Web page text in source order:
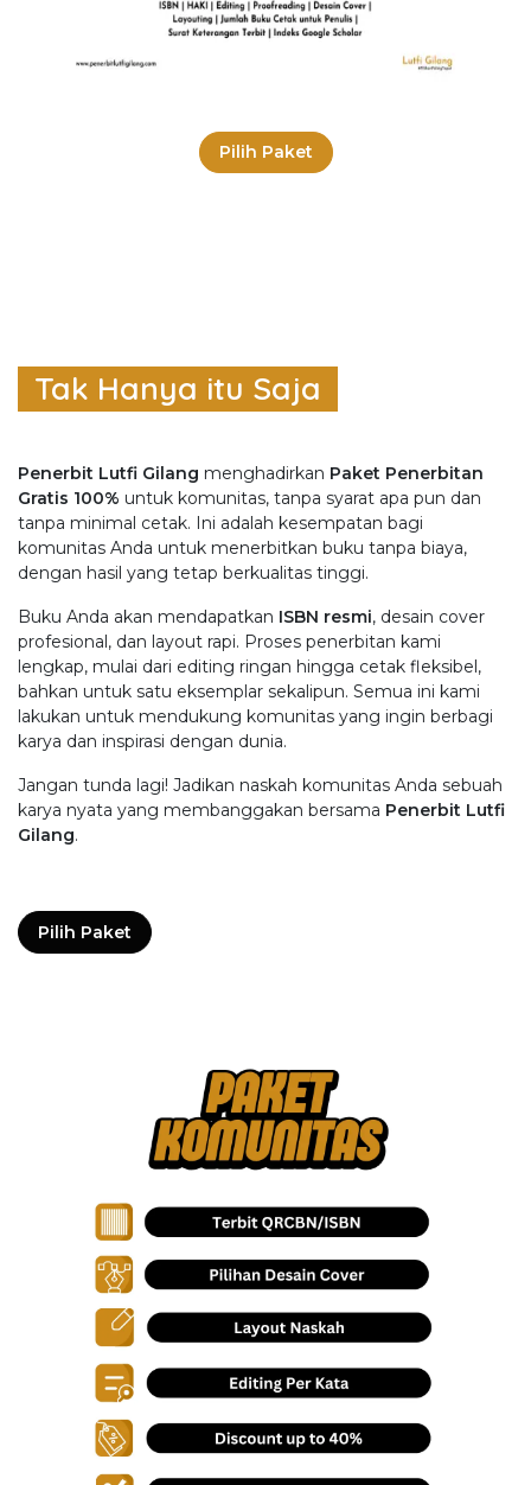
Pilih Paket
Tak Hanya itu Saja
Penerbit Lutfi Gilang menghadirkan Paket Penerbitan
Gratis 100% untuk komunitas, tanpa syarat apa pun dan
tanpa minimal cetak. Ini adalah kesempatan bagi
komunitas Anda untuk menerbitkan buku tanpa biaya,
dengan hasil yang tetap berkualitas tinggi.
Buku Anda akan mendapatkan ISBN resmi, desain cover
profesional, dan layout rapi. Proses penerbitan kami
lengkap, mulai dari editing ringan hingga cetak fleksibel,
bahkan untuk satu eksemplar sekalipun. Semua ini kami
lakukan untuk mendukung komunitas yang ingin berbagi
karya dan inspirasi dengan dunia.
Jangan tunda lagi! Jadikan naskah komunitas Anda sebuah
karya nyata yang membanggakan bersama Penerbit Lutfi
Gilang.
Pilih Paket